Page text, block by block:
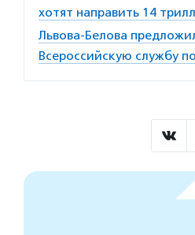
хотят направить 14
Львова-Белова
Всероссийскую службу